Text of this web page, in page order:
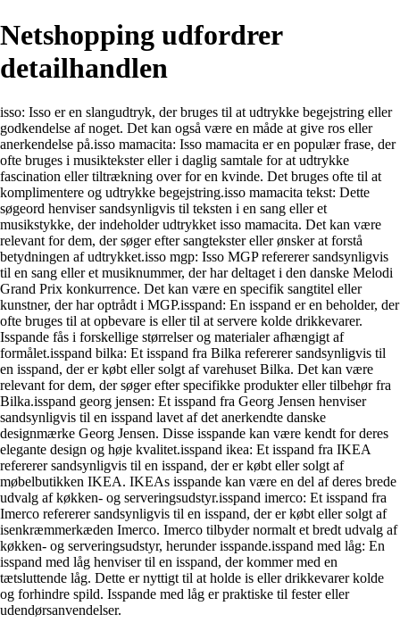
Netshopping udfordrer
detailhandlen
isso: Isso er en slangudtryk, der bruges til at udtrykke begejstring eller
godkendelse af noget. Det kan også være en måde at give ros eller
anerkendelse på.isso mamacita: Isso mamacita er en populær frase, der
ofte bruges i musiktekster eller i daglig samtale for at udtrykke
fascination eller tiltrækning over for en kvinde. Det bruges ofte til at
komplimentere og udtrykke begejstring.isso mamacita tekst: Dette
søgeord henviser sandsynligvis til teksten i en sang eller et
musikstykke, der indeholder udtrykket isso mamacita. Det kan være
relevant for dem, der søger efter sangtekster eller ønsker at forstå
betydningen af udtrykket.isso mgp: Isso MGP refererer sandsynligvis
til en sang eller et musiknummer, der har deltaget i den danske Melodi
Grand Prix konkurrence. Det kan være en specifik sangtitel eller
kunstner, der har optrådt i MGP.isspand: En isspand er en beholder, der
ofte bruges til at opbevare is eller til at servere kolde drikkevarer.
Isspande fås i forskellige størrelser og materialer afhængigt af
formålet.isspand bilka: Et isspand fra Bilka refererer sandsynligvis til
en isspand, der er købt eller solgt af varehuset Bilka. Det kan være
relevant for dem, der søger efter specifikke produkter eller tilbehør fra
Bilka.isspand georg jensen: Et isspand fra Georg Jensen henviser
sandsynligvis til en isspand lavet af det anerkendte danske
designmærke Georg Jensen. Disse isspande kan være kendt for deres
elegante design og høje kvalitet.isspand ikea: Et isspand fra IKEA
refererer sandsynligvis til en isspand, der er købt eller solgt af
møbelbutikken IKEA. IKEAs isspande kan være en del af deres brede
udvalg af køkken- og serveringsudstyr.isspand imerco: Et isspand fra
Imerco refererer sandsynligvis til en isspand, der er købt eller solgt af
isenkræmmerkæden Imerco. Imerco tilbyder normalt et bredt udvalg af
køkken- og serveringsudstyr, herunder isspande.isspand med låg: En
isspand med låg henviser til en isspand, der kommer med en
tætsluttende låg. Dette er nyttigt til at holde is eller drikkevarer kolde
og forhindre spild. Isspande med låg er praktiske til fester eller
udendørsanvendelser.